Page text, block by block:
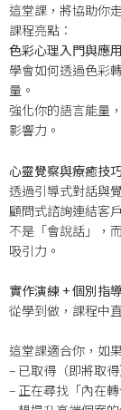
這堂課，將協助你
課程亮點：
色彩心理入門與應用
學會如何透過色彩
量。
強化你的語言能量
影響力。
心靈覺察與療癒技
透過引導式對話與
顧問式諮詢連結客
不是「會說話」，
吸引力。
實作演練 + 個別指
從學到做，課程中
這堂課適合你，如
– 已取得（即將取
– 正在尋找「內在